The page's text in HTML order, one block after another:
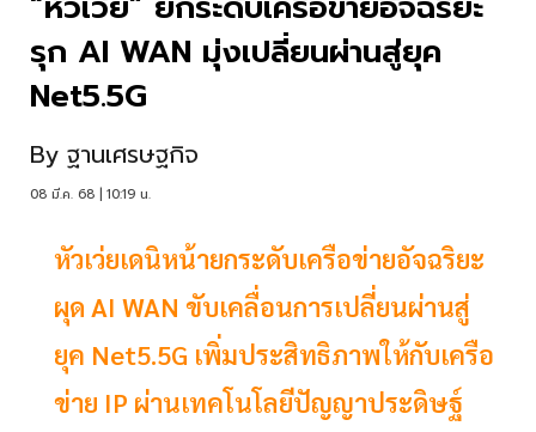
รุก AI WAN มุ่งเปลี่ยนผ่านสู่ยุค
Net5.5G
By ฐานเศรษฐกิจ
08 มี.ค. 68 | 10:19 น.
หัวเว่ยเดนิหน้ายกระดับเครือข่ายอัจฉริยะ
ผุด AI WAN ขับเคลื่อนการเปลี่ยนผ่านสู่
ยุค Net5.5G เพิ่มประสิทธิภาพให้กับเครือ
ข่าย IP ผ่านเทคโนโลยีปัญญาประดิษฐ์